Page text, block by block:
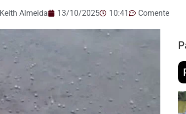
Keith Almeida 13/10/2025 10:41 Comente